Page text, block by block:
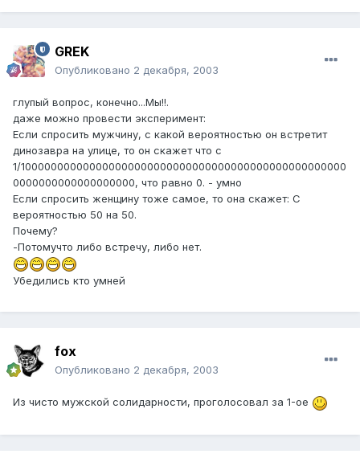
GREK
Опубликовано 2 декабря, 2003
глупый вопрос, конечно...Мы!!.
даже можно провести эксперимент:
Если спросить мужчину, с какой вероятностью он встретит
динозавра на улице, то он скажет что с
1/100000000000000000000000000000000000000000000000000
0000000000000000000, что равно 0. - умно
Если спросить женщину тоже самое, то она скажет: С
вероятностью 50 на 50.
Почему?
-Потомучто либо встречу, либо нет.
Убедились кто умней
fox
Опубликовано 2 декабря, 2003
Из чисто мужской солидарности, проголосовал за 1-ое